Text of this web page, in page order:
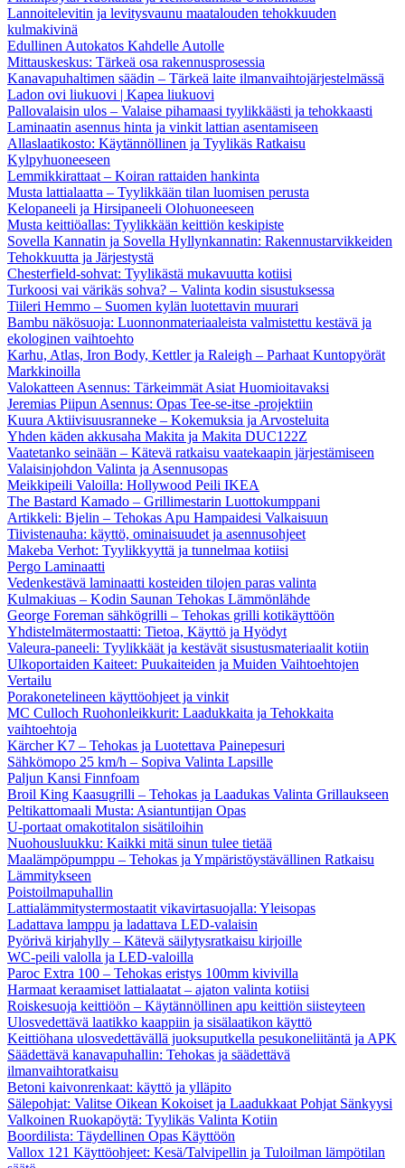
Lannoitelevitin ja levitysvaunu maatalouden tehokkuuden
kulmakivinä
Edullinen Autokatos Kahdelle Autolle
Mittauskeskus: Tärkeä osa rakennusprosessia
Kanavapuhaltimen säädin – Tärkeä laite ilmanvaihtojärjestelmässä
Ladon ovi liukuovi | Kapea liukuovi
Pallovalaisin ulos – Valaise pihamaasi tyylikkäästi ja tehokkaasti
Laminaatin asennus hinta ja vinkit lattian asentamiseen
Allaslaatikosto: Käytännöllinen ja Tyylikäs Ratkaisu
Kylpyhuoneeseen
Lemmikkirattaat – Koiran rattaiden hankinta
Musta lattialaatta – Tyylikkään tilan luomisen perusta
Kelopaneeli ja Hirsipaneeli Olohuoneeseen
Musta keittiöallas: Tyylikkään keittiön keskipiste
Sovella Kannatin ja Sovella Hyllynkannatin: Rakennustarvikkeiden
Tehokkuutta ja Järjestystä
Chesterfield-sohvat: Tyylikästä mukavuutta kotiisi
Turkoosi vai värikäs sohva? – Valinta kodin sisustuksessa
Tiileri Hemmo – Suomen kylän luotettavin muurari
Bambu näkösuoja: Luonnonmateriaaleista valmistettu kestävä ja
ekologinen vaihtoehto
Karhu, Atlas, Iron Body, Kettler ja Raleigh – Parhaat Kuntopyörät
Markkinoilla
Valokatteen Asennus: Tärkeimmät Asiat Huomioitavaksi
Jeremias Piipun Asennus: Opas Tee-se-itse -projektiin
Kuura Aktiivisuusranneke – Kokemuksia ja Arvosteluita
Yhden käden akkusaha Makita ja Makita DUC122Z
Vaatetanko seinään – Kätevä ratkaisu vaatekaapin järjestämiseen
Valaisinjohdon Valinta ja Asennusopas
Meikkipeili Valoilla: Hollywood Peili IKEA
The Bastard Kamado – Grillimestarin Luottokumppani
Artikkeli: Bjelin – Tehokas Apu Hampaidesi Valkaisuun
Tiivistenauha: käyttö, ominaisuudet ja asennusohjeet
Makeba Verhot: Tyylikkyyttä ja tunnelmaa kotiisi
Pergo Laminaatti
Vedenkestävä laminaatti kosteiden tilojen paras valinta
Kulmakiuas – Kodin Saunan Tehokas Lämmönlähde
George Foreman sähkögrilli – Tehokas grilli kotikäyttöön
Yhdistelmätermostaatti: Tietoa, Käyttö ja Hyödyt
Valeura-paneeli: Tyylikkäät ja kestävät sisustusmateriaalit kotiin
Ulkoportaiden Kaiteet: Puukaiteiden ja Muiden Vaihtoehtojen
Vertailu
Porakonetelineen käyttöohjeet ja vinkit
MC Culloch Ruohonleikkurit: Laadukkaita ja Tehokkaita
vaihtoehtoja
Kärcher K7 – Tehokas ja Luotettava Painepesuri
Sähkömopo 25 km/h – Sopiva Valinta Lapsille
Paljun Kansi Finnfoam
Broil King Kaasugrilli – Tehokas ja Laadukas Valinta Grillaukseen
Peltikattomaali Musta: Asiantuntijan Opas
U-portaat omakotitalon sisätiloihin
Nuohousluukku: Kaikki mitä sinun tulee tietää
Maalämpöpumppu – Tehokas ja Ympäristöystävällinen Ratkaisu
Lämmitykseen
Poistoilmapuhallin
Lattialämmitystermostaatit vikavirtasuojalla: Yleisopas
Ladattava lamppu ja ladattava LED-valaisin
Pyörivä kirjahylly – Kätevä säilytysratkaisu kirjoille
WC-peili valolla ja LED-valoilla
Paroc Extra 100 – Tehokas eristys 100mm kivivilla
Harmaat keraamiset lattialaatat – ajaton valinta kotiisi
Roiskesuoja keittiöön – Käytännöllinen apu keittiön siisteyteen
Ulosvedettävä laatikko kaappiin ja sisälaatikon käyttö
Keittiöhana ulosvedettävällä juoksuputkella pesukoneliitäntä ja APK
Säädettävä kanavapuhallin: Tehokas ja säädettävä
ilmanvaihtoratkaisu
Betoni kaivonrenkaat: käyttö ja ylläpito
Sälepohjat: Valitse Oikean Kokoiset ja Laadukkaat Pohjat Sänkyysi
Valkoinen Ruokapöytä: Tyylikäs Valinta Kotiin
Boordilista: Täydellinen Opas Käyttöön
Vallox 121 Käyttöohjeet: Kesä/Talvipellin ja Tuloilman lämpötilan